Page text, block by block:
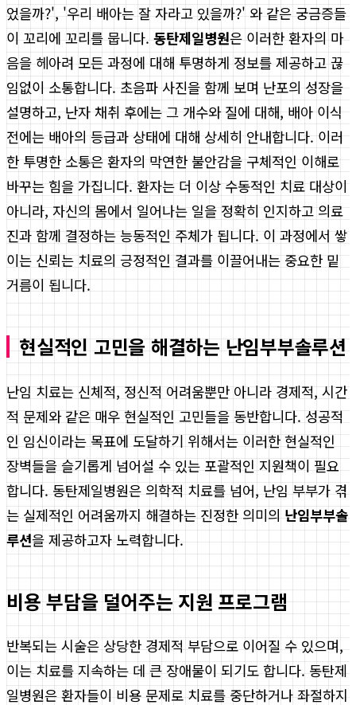
었을까?', '우리 배아는 잘 자라고 있을까?' 와 같은 궁금증들
이 꼬리에 꼬리를 뭅니다. 동탄제일병원은 이러한 환자의 마
음을 헤아려 모든 과정에 대해 투명하게 정보를 제공하고 끊
임없이 소통합니다. 초음파 사진을 함께 보며 난포의 성장을
설명하고, 난자 채취 후에는 그 개수와 질에 대해, 배아 이식
전에는 배아의 등급과 상태에 대해 상세히 안내합니다. 이러
한 투명한 소통은 환자의 막연한 불안감을 구체적인 이해로
바꾸는 힘을 가집니다. 환자는 더 이상 수동적인 치료 대상이
아니라, 자신의 몸에서 일어나는 일을 정확히 인지하고 의료
진과 함께 결정하는 능동적인 주체가 됩니다. 이 과정에서 쌓
이는 신뢰는 치료의 긍정적인 결과를 이끌어내는 중요한 밑
거름이 됩니다.
현실적인 고민을 해결하는 난임부부솔루션
난임 치료는 신체적, 정신적 어려움뿐만 아니라 경제적, 시간
적 문제와 같은 매우 현실적인 고민들을 동반합니다. 성공적
인 임신이라는 목표에 도달하기 위해서는 이러한 현실적인
장벽들을 슬기롭게 넘어설 수 있는 포괄적인 지원책이 필요
합니다. 동탄제일병원은 의학적 치료를 넘어, 난임 부부가 겪
는 실제적인 어려움까지 해결하는 진정한 의미의 난임부부솔
루션을 제공하고자 노력합니다.
비용 부담을 덜어주는 지원 프로그램
반복되는 시술은 상당한 경제적 부담으로 이어질 수 있으며,
이는 치료를 지속하는 데 큰 장애물이 되기도 합니다. 동탄제
일병원은 환자들이 비용 문제로 치료를 중단하거나 좌절하지